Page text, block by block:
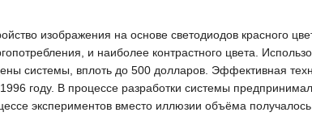
изображения на основе светодиодов красного
и наиболее контрастного цвета.
системы, вплоть до 500 долларов. Эффективная
году. В процессе разработки системы
экспериментов вместо иллюзии объёма